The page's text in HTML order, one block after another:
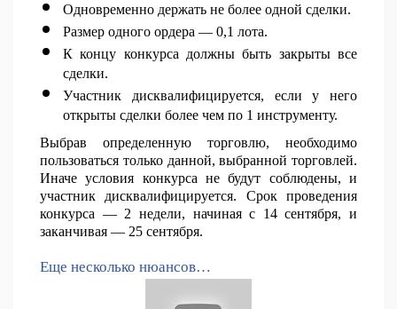
Одновременно держать не более одной сделки.
Размер одного ордера — 0,1 лота.
К концу конкурса должны быть закрыты все
сделки.
Участник дисквалифицируется, если у него
открыты сделки более чем по 1 инструменту.
Выбрав определенную торговлю, необходимо
пользоваться только данной, выбранной торговлей.
Иначе условия конкурса не будут соблюдены, и
участник дисквалифицируется. Срок проведения
конкурса — 2 недели, начиная с 14 сентября, и
заканчивая — 25 сентября.
Еще несколько нюансов…